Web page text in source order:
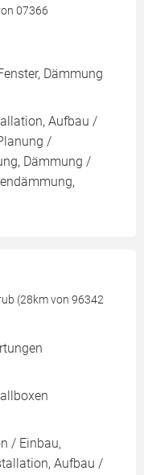
07366
Dämmung
Aufbau /
/
Dämmung /
(28km von 96342
/ Einbau,
Aufbau /